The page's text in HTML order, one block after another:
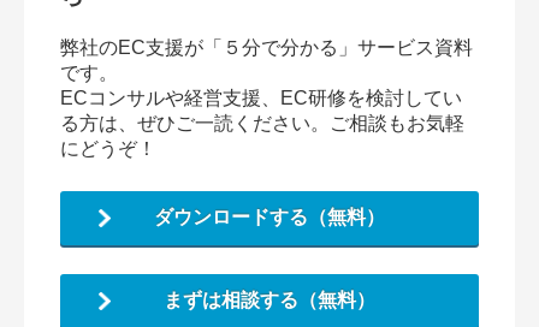
弊社のEC支援が「５分で分かる」サービス資料
です。
ECコンサルや経営支援、EC研修を検討してい
る方は、ぜひご一読ください。ご相談もお気軽
にどうぞ！
ダウンロードする（無料）
まずは相談する（無料）